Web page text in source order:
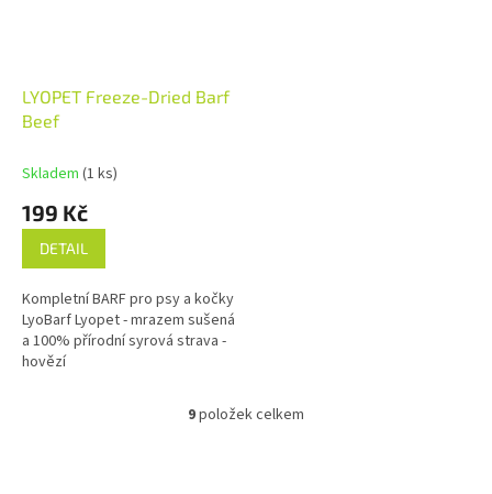
LYOPET Freeze-Dried Barf
Beef
Skladem (1 ks)
199 Kč
DETAIL
Kompletní BARF pro psy a kočky
LyoBarf Lyopet - mrazem sušená
a 100% přírodní syrová strava -
hovězí
O
9položek celkem